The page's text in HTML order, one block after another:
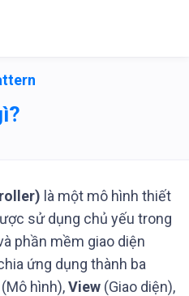
là một mô hình thiết
sử dụng chủ yếu trong
phần mềm giao diện
ứng dụng thành ba
(Mô hình),View (Giao diện),